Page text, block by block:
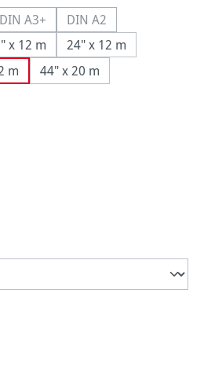
nicht verfügbar.)
ist zurzeit nicht verfügbar.)
DIN A3+(Diese Option ist zurzeit nicht
DIN A2(Diese Option ist
zurzeit nicht verfügbar.)
x 12 m
24" x 12 m
m 44" x 20 m
nicht verfügbar.)